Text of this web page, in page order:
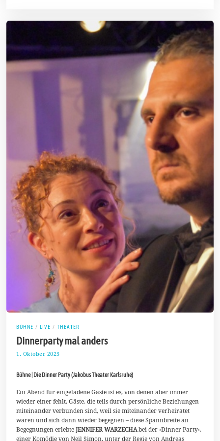
BÜHNE / LIVE / THEATER
Dinnerparty mal anders
1. Oktober 2025
k
o
b
e
r
2
0
Bühne | Die Dinner Party (Jakobus Theater Karlsruhe)
Ein Abend für eingeladene Gäste ist es, von denen aber immer
wieder einer fehlt. Gäste, die teils durch persönliche Beziehungen
miteinander verbunden sind, weil sie miteinander verheiratet
waren und sich dann wieder begegnen – diese Spannbreite an
Begegnungen erlebteJENNIFER WARZECHAbei der ›Dinner Party‹,
einer Komödie von Neil Simon, unter der Regie von Andreas